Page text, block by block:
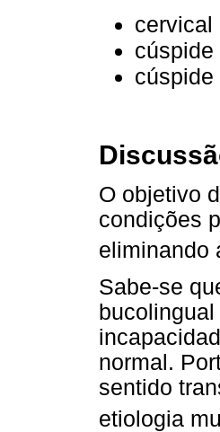
cervical
cúspide
cúspide
O objetivo
condições
eliminando
Sabe-se
normal.
sentido
etiologia